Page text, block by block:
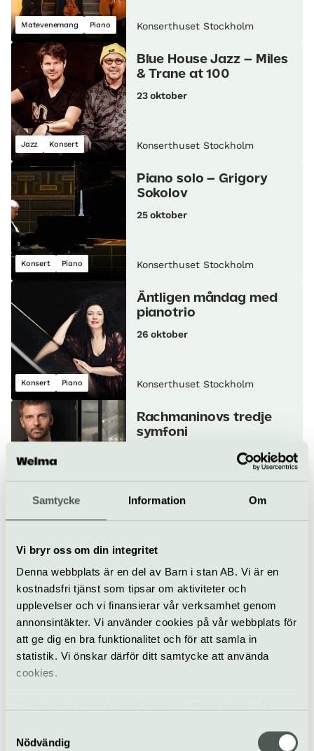
Samtycke Information Om
Vi bryr oss om din integritet
Denna webbplats är en del av Barn i stan AB. Vi är en
kostnadsfri tjänst som tipsar om aktiviteter och
upplevelser och vi finansierar vår verksamhet genom
annonsintäkter. Vi använder cookies på vår webbplats för
att ge dig en bra funktionalitet och för att samla in
statistik. Vi önskar därför ditt samtycke att använda
cookies.
samt tillhandahålla funktioner för sociala medier. Vi
Nödvändig
Matevenemang Piano Konserthuset Stockholm
Jazz Konsert
Blue House Jazz – Miles
& Trane at 100
23 oktober
Konserthuset Stockholm
Konsert Piano
Piano solo – Grigory
Sokolov
25 oktober
Konserthuset Stockholm
Konsert Piano
Äntligen måndag med
pianotrio
26 oktober
Konserthuset Stockholm
Klassiskt Konsert
Rachmaninovs tredje
symfoni
Konserthuset Stockholm
Klassiskt Konsert
Pintscher
29 oktober
Konserthuset Stockholm
Konsert
STHLM Blue Tide –